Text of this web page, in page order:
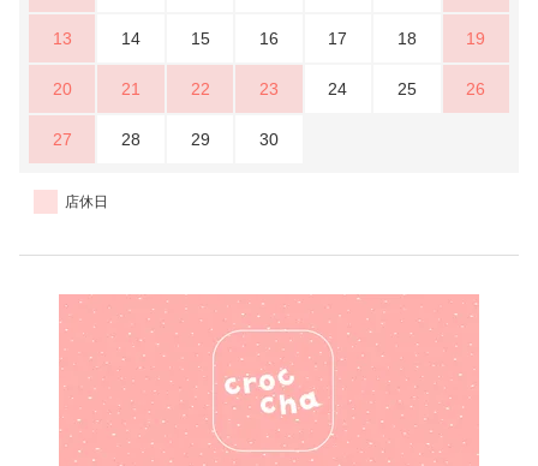
13 14 15 16 17 18 19
20 21 22 23 24 25 26
27 28 29 30
店休日